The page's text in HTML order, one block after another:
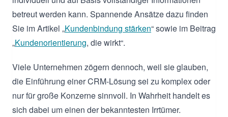
betreut werden kann. Spannende Ansätze dazu finden
Sie im Artikel „Kundenbindung stärken“ sowie im Beitrag
„Kundenorientierung, die wirkt“.
Viele Unternehmen zögern dennoch, weil sie glauben,
die Einführung einer CRM-Lösung sei zu komplex oder
nur für große Konzerne sinnvoll. In Wahrheit handelt es
sich dabei um einen der bekanntesten Irrtümer.